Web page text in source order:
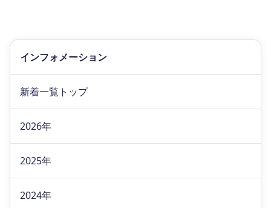
インフォメーション
新着一覧トップ
2026年
2025年
2024年